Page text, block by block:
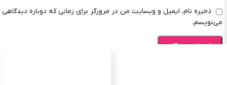
ذخیره نام، ایمیل و وبسایت من در مرورگر برای زمانی که دوباره دیدگاهی
می‌نویسم.